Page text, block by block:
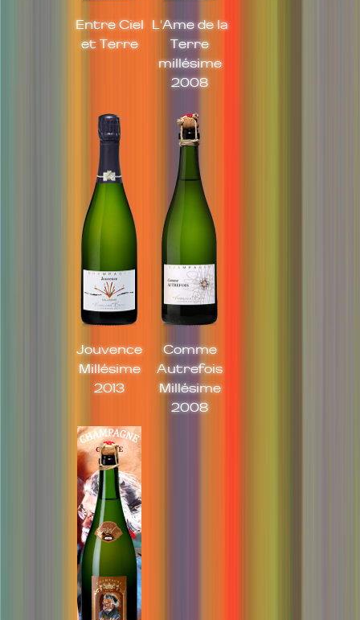
Entre Ciel
et Terre
L'Ame de la
Terre
millésime
2008
Jouvence
Millésime
2013
Comme
Autrefois
Millésime
2008